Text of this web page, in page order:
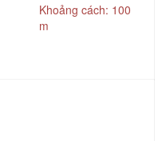
Khoảng cách: 100
m